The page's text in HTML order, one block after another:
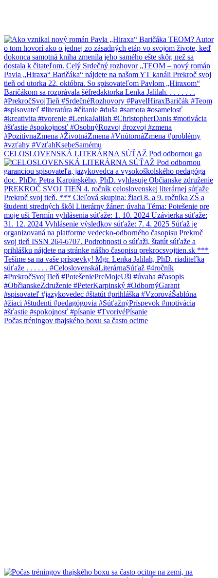
CELOSLOVENSKÁ LITERÁRNA SÚŤAŽ Pod odbornou ga
Počas tréningov thajského boxu sa často ocitne